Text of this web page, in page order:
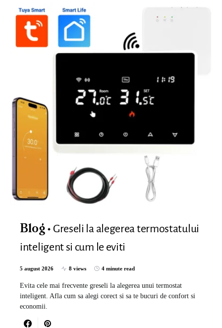
Blog
Greseli la alegerea termostatului
inteligent si cum le eviti
5 august 2026 8 views 4 minute read
Evita cele mai frecvente greseli la alegerea unui termostat
inteligent. Afla cum sa alegi corect si sa te bucuri de confort si
economii.